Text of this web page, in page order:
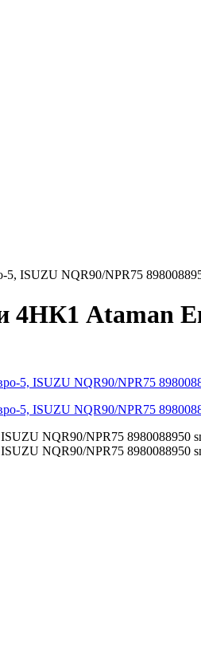
ISUZU NQR90/NPR75
4НК1 Ataman